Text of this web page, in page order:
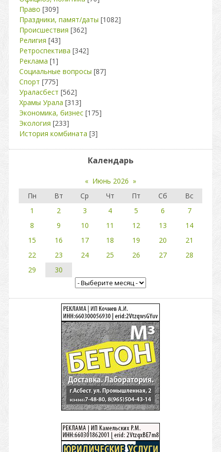
Право [309]
Праздники, памят/даты [1082]
Происшествия [362]
Религия [43]
Ретроспектива [342]
Реклама [1]
Социальные вопросы [87]
Спорт [775]
Ураласбест [562]
Храмы Урала [313]
Экономика, бизнес [175]
Экология [233]
История комбината [3]
Календарь
« Июнь 2026 »
Пн
Вт Ср Чт Пт Сб
Вс
1
2 3 4 5 6
7
8
9 10 11 12 13
14
15
16 17 18 19 20
21
22
23 24 25 26 27
28
29
30